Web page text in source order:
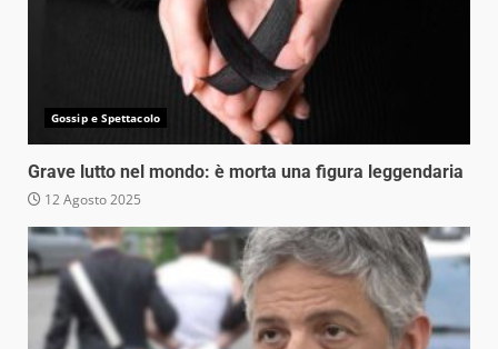
Gossip e Spettacolo
Grave lutto nel mondo: è morta una figura leggendaria
12 Agosto 2025